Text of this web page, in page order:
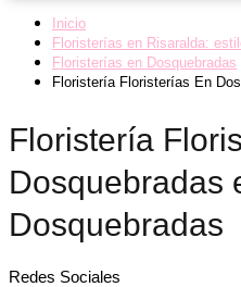
Inicio
Floristerías en Risaralda:
Floristerías en Dosquebradas
Floristería Floristerías En
Floristería
Dosquebradas
Dosquebradas
Redes Sociales